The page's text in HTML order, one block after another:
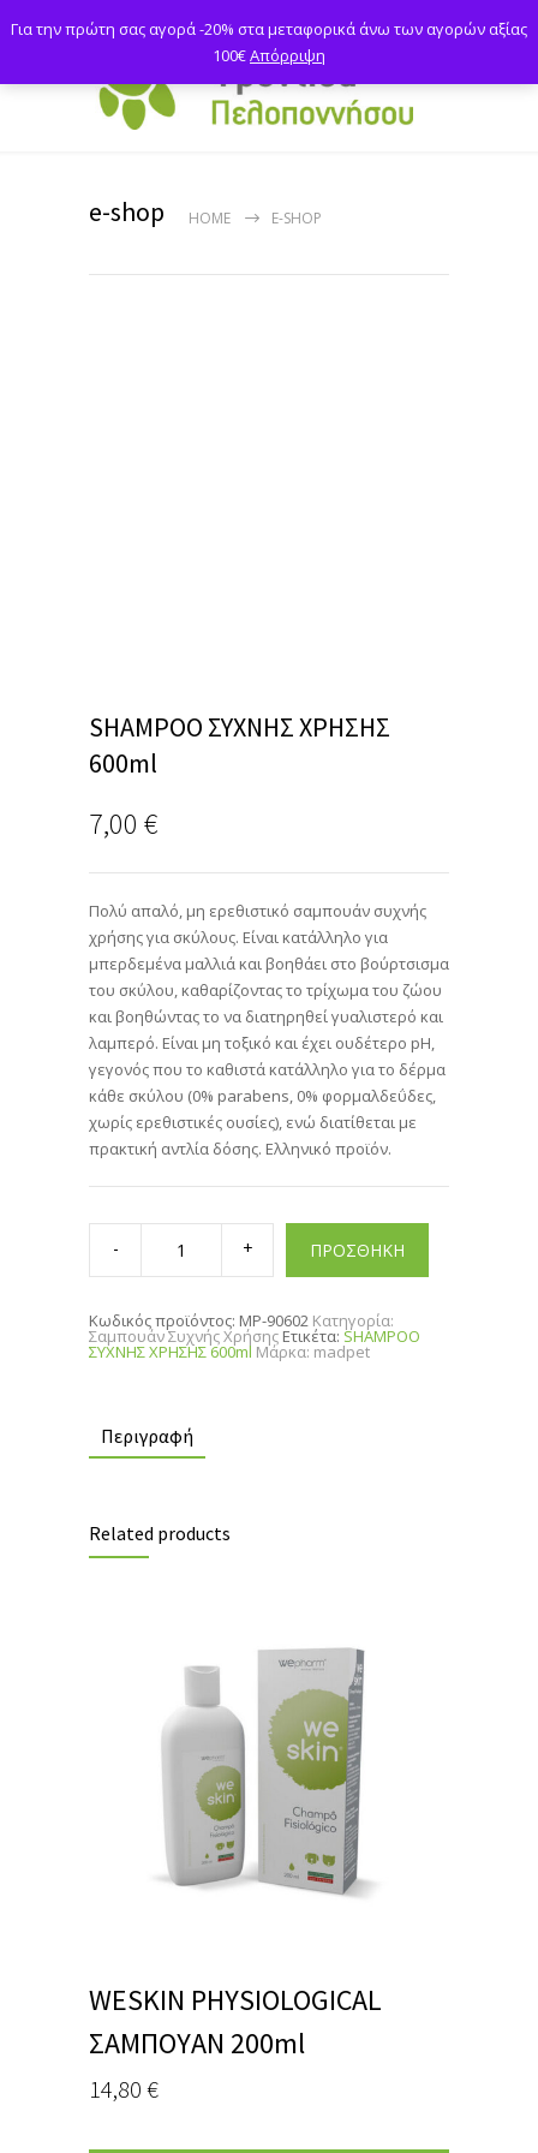
e-shop HOME E-SHOP
SHAMPOO ΣΥΧΝΗΣ ΧΡΗΣΗΣ
600ml
7,00 €
Πολύ απαλό, μη ερεθιστικό σαμπουάν συχνής
χρήσης για σκύλους. Είναι κατάλληλο για
μπερδεμένα μαλλιά και βοηθάει στο βούρτσισμα
του σκύλου, καθαρίζοντας το τρίχωμα του ζώου
και βοηθώντας το να διατηρηθεί γυαλιστερό και
λαμπερό. Είναι μη τοξικό και έχει ουδέτερο pH,
γεγονός που το καθιστά κατάλληλο για το δέρμα
κάθε σκύλου (0% parabens, 0% φορμαλδεΰδες,
χωρίς ερεθιστικές ουσίες), ενώ διατίθεται με
πρακτική αντλία δόσης. Ελληνικό προϊόν.
SHAMPOO
ΣΥΧΝΗΣ
600ml
ΠΡΟΣΘΗΚΗ
Κωδικός προϊόντος: MP-90602 Κατηγορία:
Σαμπουάν Συχνής Χρήσης Ετικέτα: SHAMPOO
ΣΥΧΝΗΣ ΧΡΗΣΗΣ 600ml Μάρκα: madpet
Περιγραφή
Related products
WESKIN PHYSIOLOGICAL
ΣΑΜΠΟΥΑΝ 200ml
14,80 €
Για την πρώτη σας αγορά -20% στα μεταφορικά άνω των αγορών αξίας
100€Απόρριψη